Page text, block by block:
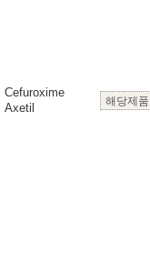
Cefuroxime
Axetil
해당제품